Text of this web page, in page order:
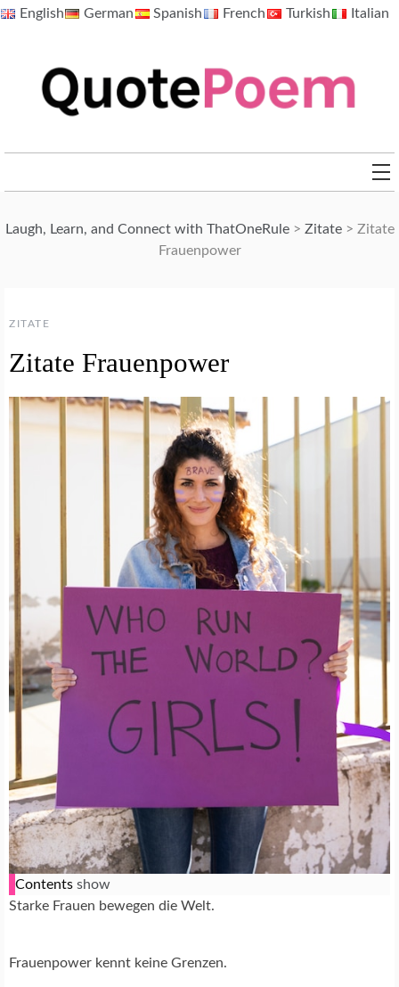
SkipEnglish German Spanish French Turkish Italian
Laugh, Learn, and Connect with ThatOneRule> Zitate> Zitate
Frauenpower
ZITATE
Zitate Frauenpower
Contents show
Starke Frauen bewegen die Welt.
Frauenpower kennt keine Grenzen.